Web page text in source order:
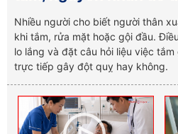
Nhiều người cho biết người thân
khi tắm, rửa mặt hoặc gội đầu.
lo lắng và đặt câu hỏi liệu việc
trực tiếp gây đột quỵ hay không.